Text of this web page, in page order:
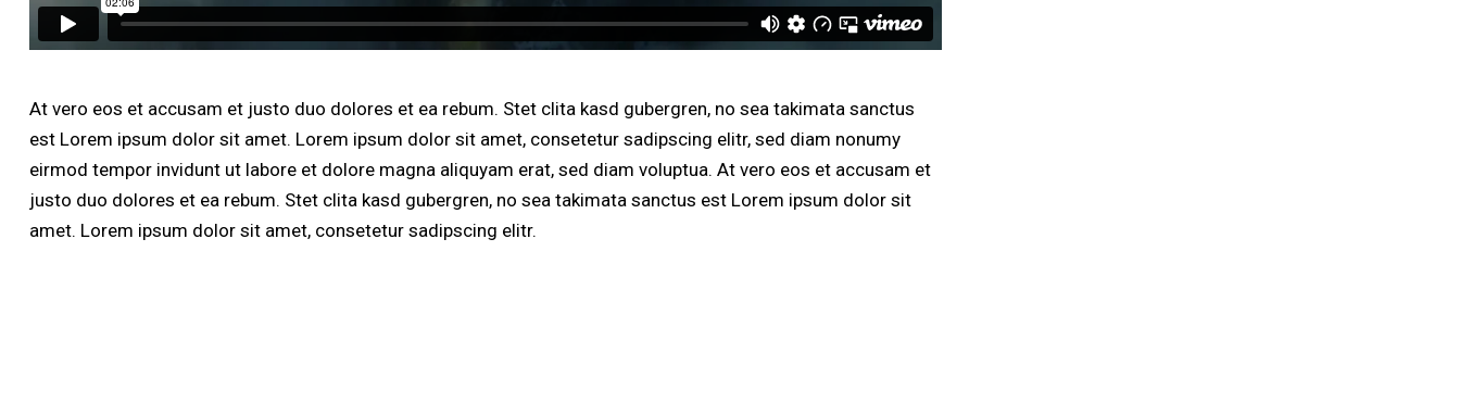
At vero eos et accusam et justo duo dolores et ea rebum. Stet clita kasd gubergren, no sea takimata sanctus
est Lorem ipsum dolor sit amet. Lorem ipsum dolor sit amet, consetetur sadipscing elitr, sed diam nonumy
eirmod tempor invidunt ut labore et dolore magna aliquyam erat, sed diam voluptua. At vero eos et accusam et
justo duo dolores et ea rebum. Stet clita kasd gubergren, no sea takimata sanctus est Lorem ipsum dolor sit
amet. Lorem ipsum dolor sit amet, consetetur sadipscing elitr.